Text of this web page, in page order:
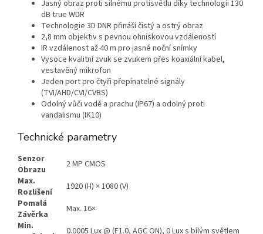
Jasný obraz proti silnému protisvětlu díky technologii 130
dB true WDR
Technologie 3D DNR přináší čistý a ostrý obraz
2,8 mm objektiv s pevnou ohniskovou vzdáleností
IR vzdálenost až 40 m pro jasné noční snímky
Vysoce kvalitní zvuk se zvukem přes koaxiální kabel,
vestavěný mikrofon
Jeden port pro čtyři přepínatelné signály
(TVI/AHD/CVI/CVBS)
Odolný vůči vodě a prachu (IP67) a odolný proti
vandalismu (IK10)
Technické parametry
Senzor
Obrazu
2 MP CMOS
Max.
Rozlišení
1920 (H) × 1080 (V)
Pomalá
Závěrka
Max. 16×
Min.
0.0005 Lux @ (F1.0, AGC ON), 0 Lux s bílým světlem